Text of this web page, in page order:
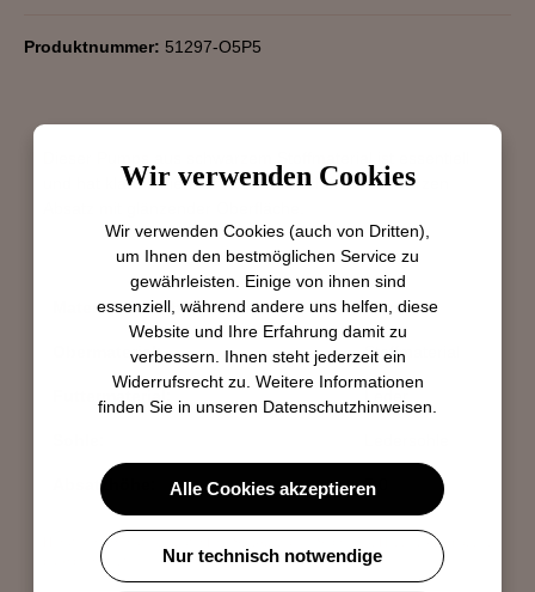
Produktnummer: 51297-O5P5
und hat klare Linien. Er hat einen schönen schwarzen
Material- & Farbbezeichnung: Step nero
Obermaterial: Stoffmaterial
Absatzhöhe: 5.0
Hersteller: Brunate Calzaturificio S.p.A., Via del Seprio 54, IT-22074 Lomazzo,
psl@brunate.it
Wir verwenden Cookies
Wir verwenden Cookies (auch von Dritten),
um Ihnen den bestmöglichen Service zu
gewährleisten. Einige von ihnen sind
essenziell, während andere uns helfen, diese
Website und Ihre Erfahrung damit zu
verbessern. Ihnen steht jederzeit ein
Widerrufsrecht zu. Weitere Informationen
finden Sie in unseren Datenschutzhinweisen
Alle Cookies akzeptieren
Nur technisch notwendige